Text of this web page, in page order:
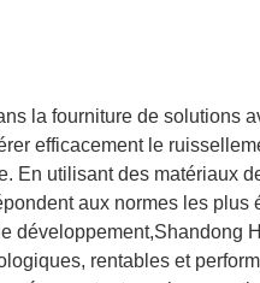
la fourniture de solutions
efficacement le
En utilisant des matériaux
aux normes les plus
développement,Shandong
rentables et